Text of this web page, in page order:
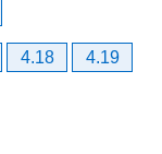
4.18
4.19